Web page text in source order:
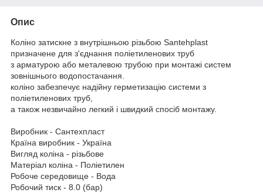
Опис
Коліно затискне з внутрішньою різьбою Santehplast
призначене для з'єднання поліетиленових труб
з арматурою або металевою трубою при монтажі систем
зовнішнього водопостачання.
коліно забезпечує надійну герметизацію системи з
поліетиленових труб,
а також незвичайно легкий і швидкий спосіб монтажу.
Виробник - Сантехпласт
Країна виробник - Україна
Вигляд коліна - різьбове
Матеріал коліна - Поліетилен
Робоче середовище - Вода
Робочий тиск - 8.0 (бар)